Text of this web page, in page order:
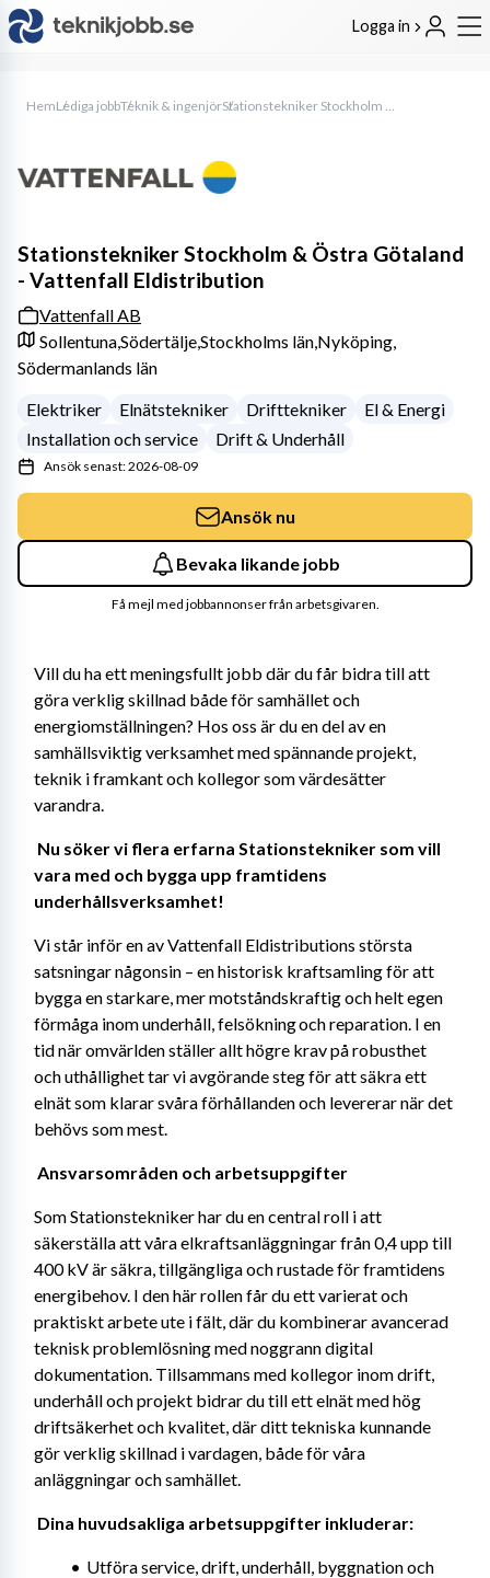
Logga in
HemLediga jobbTeknik & ingenjör Stationstekniker Stockholm & Östra Götaland - Vattenfall Eldistribution
Vill du ha ett meningsfullt jobb där du får bidra till att
göra verklig skillnad både för samhället och
energiomställningen? Hos oss är du en del av en
samhällsviktig verksamhet med spännande projekt,
teknik i framkant och kollegor som värdesätter
varandra.
Nu söker vi flera erfarna Stationstekniker som vill
vara med och bygga upp framtidens
underhållsverksamhet!
Vi står inför en av Vattenfall Eldistributions största
satsningar någonsin – en historisk kraftsamling för att
bygga en starkare, mer motståndskraftig och helt egen
förmåga inom underhåll, felsökning och reparation. I en
tid när omvärlden ställer allt högre krav på robusthet
och uthållighet tar vi avgörande steg för att säkra ett
elnät som klarar svåra förhållanden och levererar när det
behövs som mest.
Ansvarsområden och arbetsuppgifter
Som Stationstekniker har du en central roll i att
säkerställa att våra elkraftsanläggningar från 0,4 upp till
400 kV är säkra, tillgängliga och rustade för framtidens
energibehov. I den här rollen får du ett varierat och
praktiskt arbete ute i fält, där du kombinerar avancerad
teknisk problemlösning med noggrann digital
dokumentation. Tillsammans med kollegor inom drift,
underhåll och projekt bidrar du till ett elnät med hög
driftsäkerhet och kvalitet, där ditt tekniska kunnande
gör verklig skillnad i vardagen, både för våra
anläggningar och samhället.
Dina huvudsakliga arbetsuppgifter inkluderar:
Utföra service, drift, underhåll, byggnation och
Stationstekniker Stockholm & Östra Götaland
- Vattenfall Eldistribution
Vattenfall AB
Sollentuna,Södertälje,Stockholms län,Nyköping,
Södermanlands län
Elektriker
Elnätstekniker Drifttekniker
El & Energi
Installation och service
Drift & Underhåll
Ansök senast: 2026-08-09
Ansök nu
Bevaka likande jobb
Få mejl med jobbannonser från arbetsgivaren.